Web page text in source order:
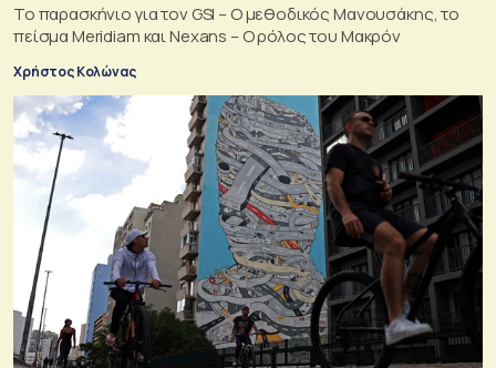
Το παρασκήνιο για τον GSI – Ο μεθοδικός Μανουσάκης, το
πείσμα Meridiam και Nexans – Ο ρόλος του Μακρόν
Χρήστος Κολώνας